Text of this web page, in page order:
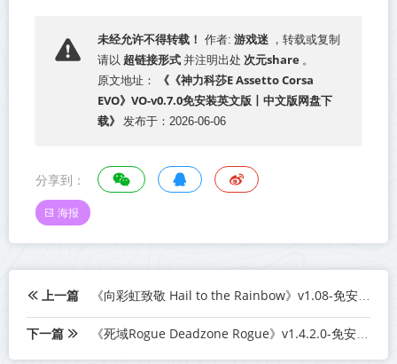
未经允许不得转载！ 作者: 游戏迷 ，转载或复制
请以 超链接形式 并注明出处 次元share 。
原文地址：
《《神力科莎E Assetto Corsa
EVO》VO-v0.7.0免安装英文版丨中文版网盘下
载》
发布于：2026-06-06
分享到：
海报
上一篇 《向彩虹致敬 Hail to the Rainbow》v1.08-免安装中文版丨中文版网盘下载
下一篇 《死域Rogue Deadzone Rogue》v1.4.2.0-免安装中文版【单机+联机】丨中文版网盘下载